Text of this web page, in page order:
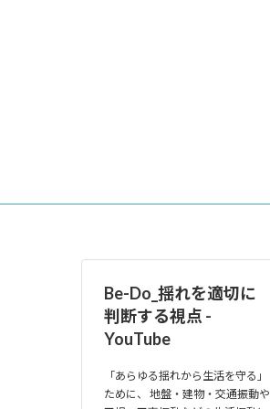
Be-Do_揺れを適切に
判断する視点 -
YouTube
「あらゆる揺れから生活を守る」
ために、 地盤・建物・交通振動や